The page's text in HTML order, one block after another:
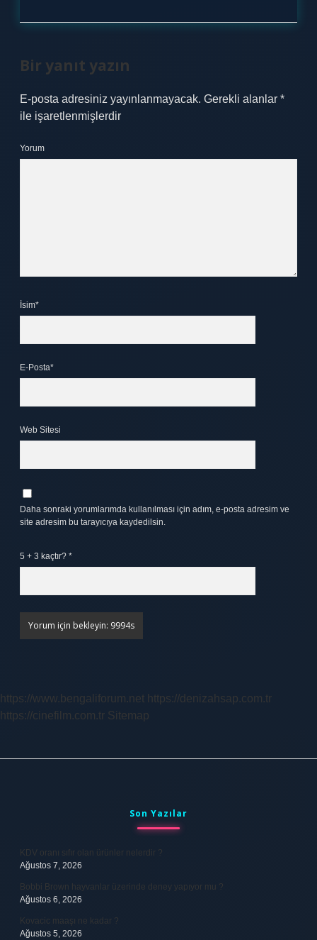
Bir yanıt yazın
E-posta adresiniz yayınlanmayacak. Gerekli alanlar *
ile işaretlenmişlerdir
Yorum
İsim*
E-Posta*
Web Sitesi
Daha sonraki yorumlarımda kullanılması için adım, e-posta adresim ve
site adresim bu tarayıcıya kaydedilsin.
5 + 3 kaçtır? *
https://www.bengaliforum.net https://denizahsap.com.tr
https://cinefilm.com.tr Sitemap
Son Yazılar
KDV oranı sıfır olan ürünler nelerdir ?
Ağustos 7, 2026
Bobbi Brown hayvanlar üzerinde deney yapıyor mu ?
Ağustos 6, 2026
Kovacic maaşı ne kadar ?
Ağustos 5, 2026